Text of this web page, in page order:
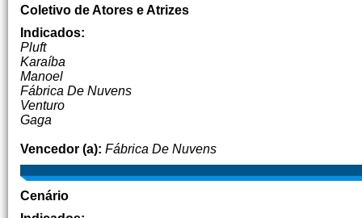
Coletivo de Atores e Atrizes
Indicados:
Pluft
Karaíba
Manoel
Fábrica De Nuvens
Venturo
Gaga
Vencedor (a): Fábrica De Nuvens
Cenário